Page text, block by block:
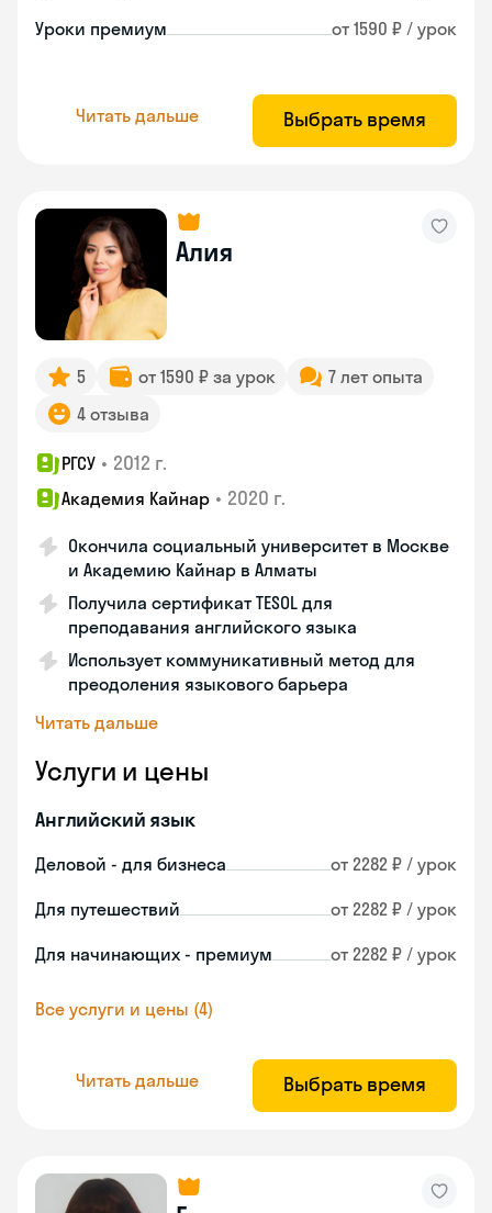
Уроки премиум от 1590 ₽ / урок
Читать дальше Выбрать время
Алия
5 от 1590 ₽ за урок
7 лет опыта
4 отзыва
РГСУ • 2012 г.
Академия Кайнар • 2020 г.
Окончила социальный университет в Москве
и Академию Кайнар в Алматы
Получила сертификат TESOL для
преподавания английского языка
Использует коммуникативный метод для
преодоления языкового барьера
Читать дальше
Услуги и цены
Английский язык
Деловой - для бизнеса от 2282 ₽ / урок
Для путешествий от 2282 ₽ / урок
Для начинающих - премиум от 2282 ₽ / урок
Все услуги и цены (4)
Читать дальше Выбрать время